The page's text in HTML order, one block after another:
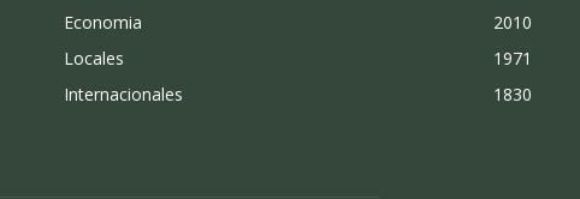
Economia
2010
Locales
1971
Internacionales
1830